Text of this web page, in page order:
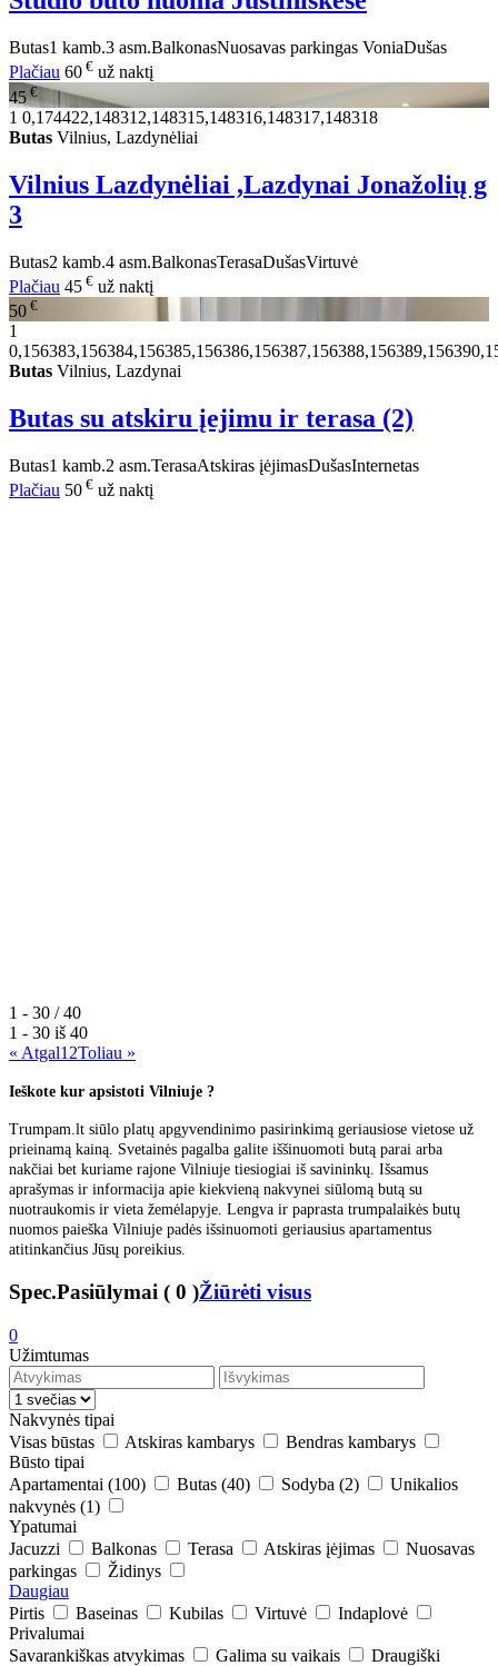
Butas1 kamb.3 asm.BalkonasNuosavas parkingas VoniaDušas
Plačiau 60 € už naktį
45 €
1 0,174422,148312,148315,148316,148317,148318
Butas Vilnius, Lazdynėliai
Vilnius Lazdynėliai ,Lazdynai Jonažolių g
3
Butas2 kamb.4 asm.BalkonasTerasaDušasVirtuvė
Plačiau 45 € už naktį
50 €
1
Butas Vilnius, Lazdynai
Butas su atskiru įejimu ir terasa (2)
Butas1 kamb.2 asm.TerasaAtskiras įėjimasDušasInternetas
Plačiau 50 € už naktį
1 - 30 / 40
1 - 30 iš 40
« Atgal1 2Toliau »
Ieškote kur apsistoti Vilniuje ?
Trumpam.lt siūlo platų apgyvendinimo pasirinkimą geriausiose vietose už
prieinamą kainą. Svetainės pagalba galite iššinuomoti butą parai arba
nakčiai bet kuriame rajone Vilniuje tiesiogiai iš savininkų. Išsamus
aprašymas ir informacija apie kiekvieną nakvynei siūlomą butą su
nuotraukomis ir vieta žemėlapyje. Lengva ir paprasta trumpalaikės butų
nuomos paieška Vilniuje padės išsinuomoti geriausius apartamentus
atitinkančius Jūsų poreikius.
Spec.Pasiūlymai ( 0 )Žiūrėti visus
0
Užimtumas
Nakvynės tipai
Visas būstas
Atskiras kambarys
Bendras kambarys
Būsto tipai
Apartamentai (100) Butas (40) Sodyba (2)
Unikalios
nakvynės (1)
Ypatumai
Jacuzzi
Balkonas Terasa Atskiras įėjimas
Nuosavas
parkingas
Židinys
Daugiau
Pirtis
Baseinas Kubilas Virtuvė
Indaplovė
Privalumai
Savarankiškas atvykimas
Galima su vaikais
Draugiški